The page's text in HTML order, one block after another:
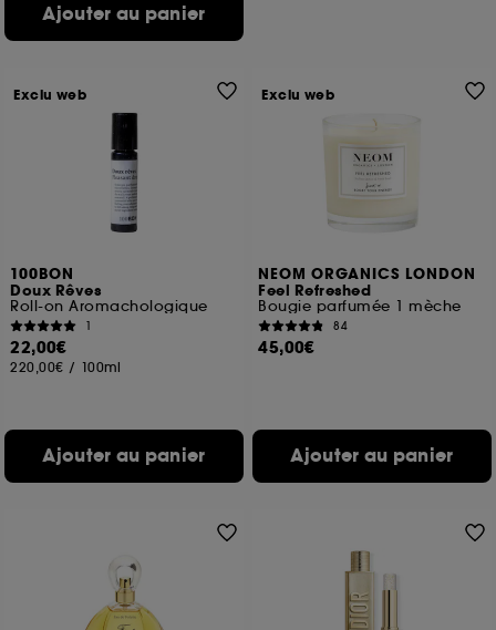
Ajouter au panier
100BON
Doux Rêves
Roll-on Aromachologique
1
22,00€
220,00€ / 100ml
Ajouter au panier
Exclu web
NEOM ORGANICS LONDON
Feel Refreshed
Bougie parfumée 1 mèche
84
45,00€
Ajouter au panier
Exclu web